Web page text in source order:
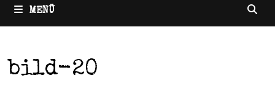
MENÜ
bild-20